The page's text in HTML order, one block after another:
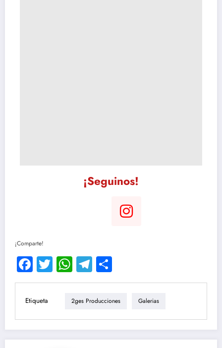
¡Seguinos!
¡Comparte!
Facebook
TwitterWhatsApp
Telegram
Etiqueta 2ges Producciones Galerias